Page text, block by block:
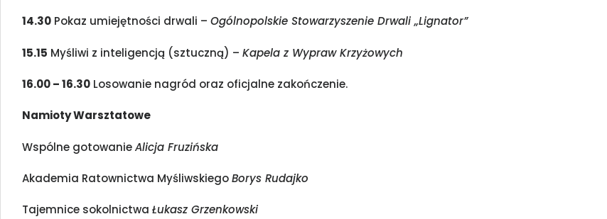
14.30 Pokaz umiejętności drwali – Ogólnopolskie Stowarzyszenie Drwali „Lignator”
15.15 Myśliwi z inteligencją (sztuczną) – Kapela z Wypraw Krzyżowych
16.00 – 16.30 Losowanie nagród oraz oficjalne zakończenie.
Namioty Warsztatowe
Wspólne gotowanieAlicja Fruzińska
Akademia Ratownictwa MyśliwskiegoBorys Rudajko
Tajemnice sokolnictwa Łukasz Grzenkowski